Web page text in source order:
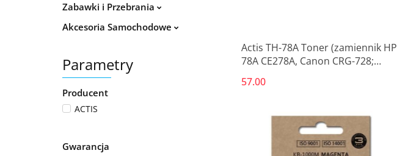
Zabawki i Przebrania
Akcesoria Samochodowe
Parametry
Producent
ACTIS
Gwarancja
Actis TH-78A Toner (zamiennik HP
78A CE278A, Canon CRG-728;
57.00